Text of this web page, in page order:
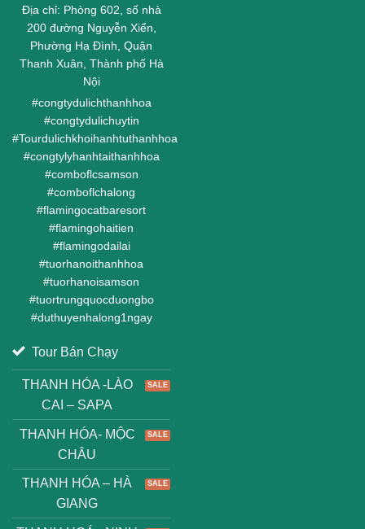
Địa chỉ: Phòng 602, số nhà
200 đường Nguyễn Xiển,
Phường Hạ Đình, Quận
Thanh Xuân, Thành phố Hà
Nội
#congtydulichthanhhoa
#congtydulichuytin
#Tourdulichkhoihanhtuthanhhoa
#congtylyhanhtaithanhhoa
#comboflcsamson
#comboflchalong
#flamingocatbaresort
#flamingohaitien
#flamingodailai
#tuorhanoithanhhoa
#tuorhanoisamson
#tuortrungquocduongbo
#duthuyenhalong1ngay
Tour Bán Chạy
THANH HÓA -LÀO
CAI – SAPA
THANH HÓA- MỘC
CHÂU
THANH HÓA – HÀ
GIANG